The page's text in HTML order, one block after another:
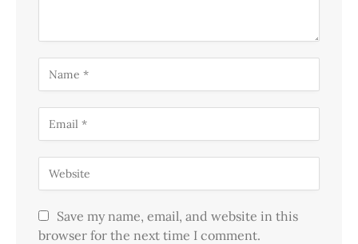
Save my name, email, and website in this
browser for the next time I comment.